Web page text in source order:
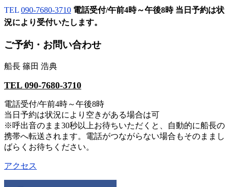
TEL 090-7680-3710 電話受付/午前4時～午後8時 当日予約は状
況により受付いたします。
ご予約・お問い合わせ
船長 篠田 浩典
TEL 090-7680-3710
電話受付/午前4時～午後8時
当日予約は状況により空きがある場合は可
※呼出音のまま30秒以上お待ちいただくと、自動的に船長の
携帯へ転送されます。電話がつながらない場合もそのままし
ばらくお待ちください。
アクセス